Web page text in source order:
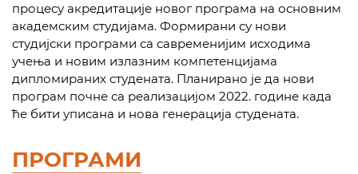
процесу акредитације новог програма на основним
академским студијама. Формирани су нови
студијски програми са савременијим исходима
учења и новим излазним компетенцијама
дипломираних студената. Планирано је да нови
програм почне са реализацијом 2022. године када
ће бити уписана и нова генерација студената.
ПРОГРАМИ